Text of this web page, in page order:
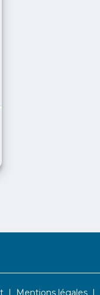
Mentions légales